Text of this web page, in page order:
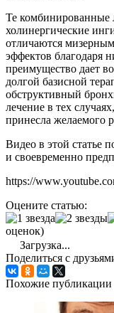
Те комбинированные
холинергические
отличаются
эффектов благодаря
преимущество дает
долгой базисной
обструктивный
лечение в тех
принесла желаемого
Видео в этой статье
и своевременно
https://
Оцените статью:
оценок)
Загрузка...
Поделиться с
Похожие публикации